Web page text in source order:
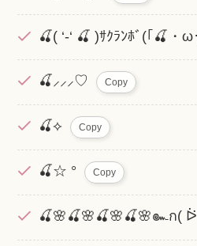
🍒( ‘-‘ 🍒 )ｻｸﾗﾝﾎﾞ(｢🍒・ω
🍒⸝⸝⸝♡︎ Copy
🍒⟡ Copy
🍒☆ ° Copy
🍒🌸🍒🌸🍒🌸🍒🌸๛ก( ᐖ